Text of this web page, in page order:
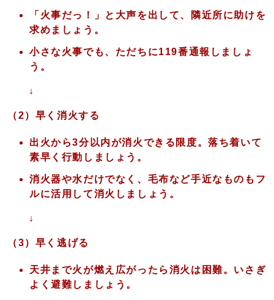
「火事だっ！」と大声を出して、隣近所に助けを
求めましょう。
小さな火事でも、ただちに119番通報しましょ
う。
↓
（2）早く消火する
出火から3分以内が消火できる限度。落ち着いて
素早く行動しましょう。
消火器や水だけでなく、毛布など手近なものもフ
ルに活用して消火しましょう。
↓
（3）早く逃げる
天井まで火が燃え広がったら消火は困難。いさぎ
よく避難しましょう。